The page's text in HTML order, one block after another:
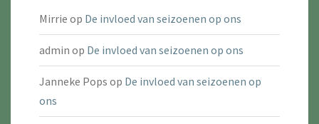
Mirrie op De invloed van seizoenen op ons
admin op De invloed van seizoenen op ons
Janneke Pops op De invloed van seizoenen op
ons